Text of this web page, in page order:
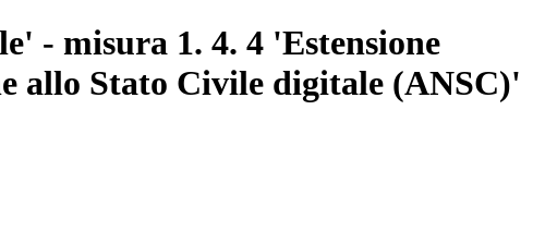
- misura 1. 4. 4 'Estensione
allo Stato Civile digitale (ANSC)'